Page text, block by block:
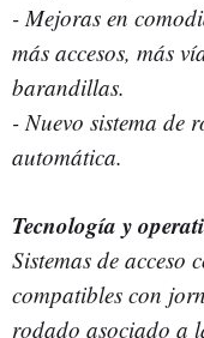
- Mejoras en
más accesos, más
barandillas.
- Nuevo sistema de
automática.
Tecnología y
Sistemas de acceso
compatibles con
rodado asociado a